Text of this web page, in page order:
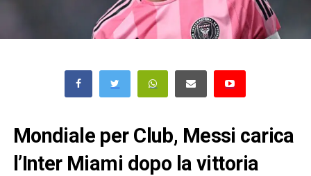
Mondiale per Club, Messi carica
l’Inter Miami dopo la vittoria